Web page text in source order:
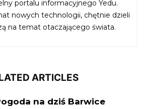
portalu informacyjnego Yedu.
nowych technologii, chętnie dzieli
na temat otaczającego świata.
ARTICLES
na dziś Barwice